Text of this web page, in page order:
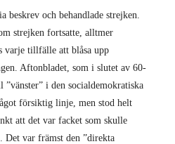
beskrev och behandlade strejken.
strejken fortsatte, alltmer
varje tillfälle att blåsa upp
Aftonbladet, som i slutet av 60-
”vänster” i den socialdemokratiska
försiktig linje, men stod helt
att det var facket som skulle
var främst den ”direkta